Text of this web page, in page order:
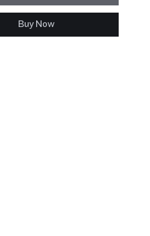
Buy Now